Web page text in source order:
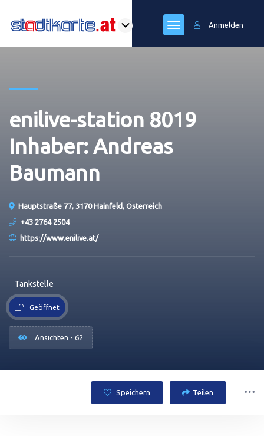
Anmelden
enilive-station 8019
Inhaber: Andreas
Baumann
Hauptstraße 77, 3170 Hainfeld, Österreich
+43 2764 2504
https://www.enilive.at/
Tankstelle
Geöffnet
Ansichten - 62
Speichern Teilen